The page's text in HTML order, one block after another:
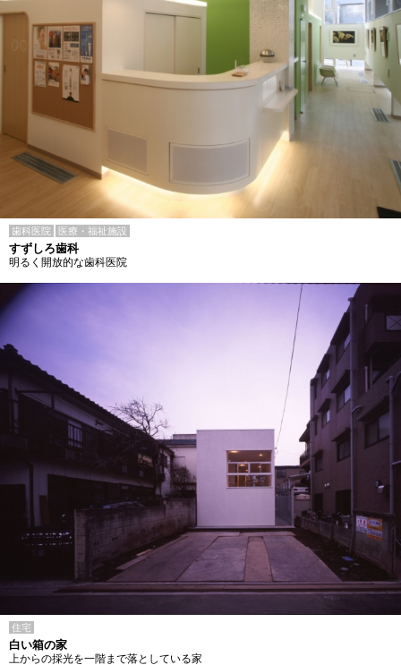
歯科医院 医療・福祉施設
すずしろ歯科
明るく開放的な歯科医院
住宅
白い箱の家
上からの採光を一階まで落としている家